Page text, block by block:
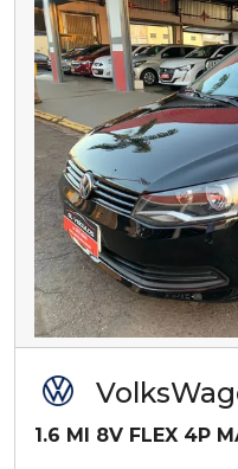
1.6 MI 8V FLEX 4P